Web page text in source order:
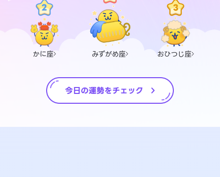
かに座 みずがめ座 おひつじ座